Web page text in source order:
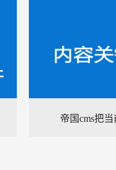
帝国cms把